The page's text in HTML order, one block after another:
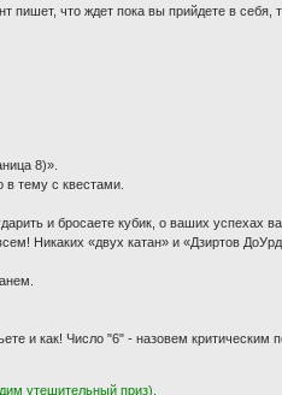
пишет, что ждет пока вы прийдете в себя,
8)».
в тему с квестами.
и бросаете кубик, о ваших успехах
Никаких «двух катан» и «Дзиртов
и как! Число "6" - назовем критическим
утешительный приз).